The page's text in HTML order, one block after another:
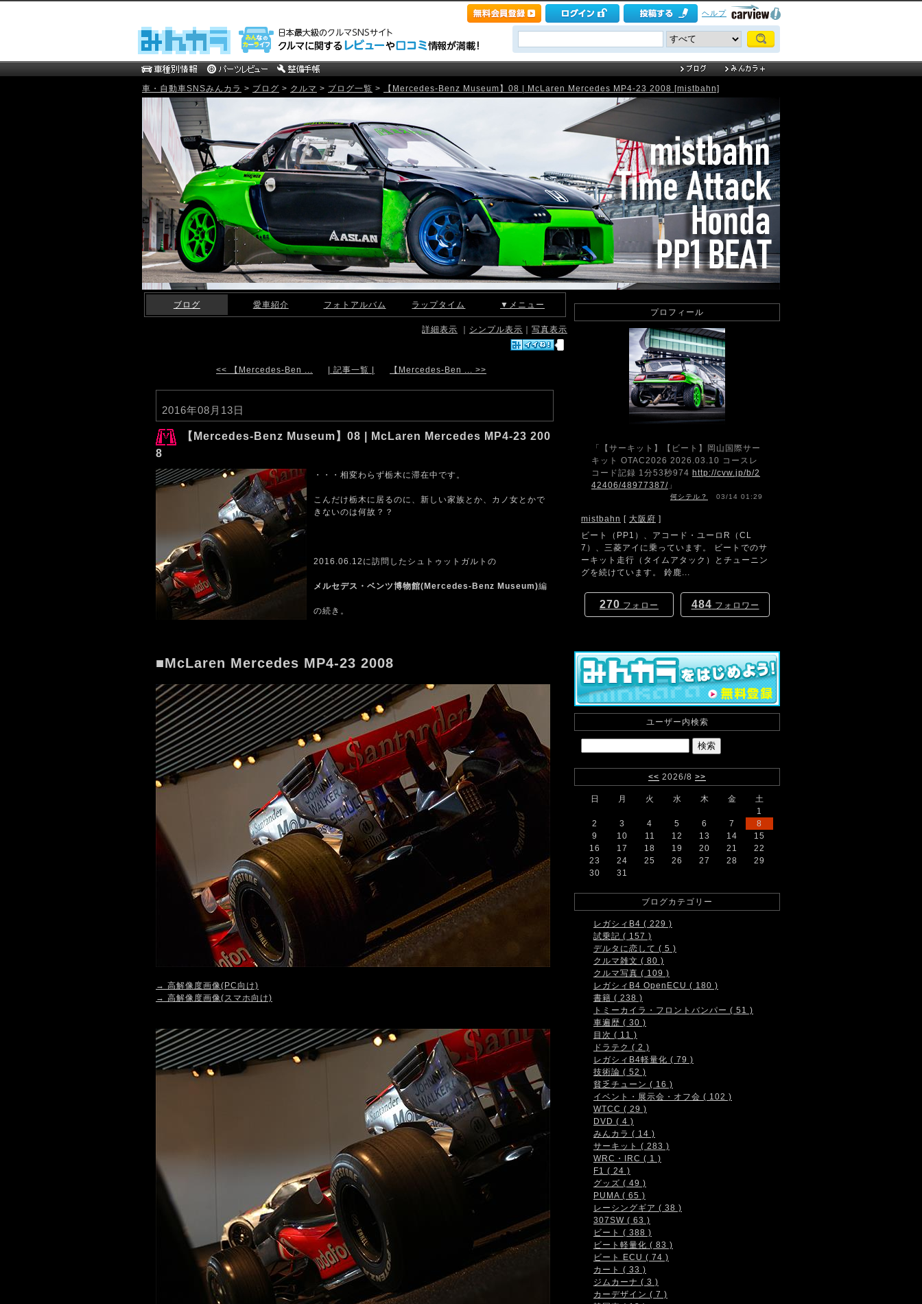
ヘルプ
車・自動車SNSみんカラ > ブログ > クルマ > ブログ一覧 > 【Mercedes-Benz Museum】08 | McLaren Mercedes MP4-23 2008 [mistbahn]
mistbahn MOTOR WEB Blog
ブログ 愛車紹介 フォトアルバム ラップタイム ▼メニュー
詳細表示 シンプル表示 写真表示
<< 【Mercedes-Ben ... | 記事一覧 | 【Mercedes-Ben ... >>
2016年08月13日
【Mercedes-Benz Museum】08 | McLaren Mercedes MP4-23 200
8
・・・相変わらず栃木に滞在中です。
こんだけ栃木に居るのに、新しい家族とか、カノ女とかで
きないのは何故？？
2016.06.12に訪問したシュトゥットガルトの
メルセデス・ベンツ博物館(Mercedes-Benz Museum)編
の続き。
■McLaren Mercedes MP4-23 2008
→ 高解像度画像(PC向け)
→ 高解像度画像(スマホ向け)
プロフィール
「【サーキット】【ビート】岡山国際サー
キット OTAC2026 2026.03.10 コースレ
コード記録 1分53秒974 http://cvw.jp/b/2
42406/48977387/ 」
何シテル？ 03/14 01:29
mistbahn [ 大阪府 ]
ビート（PP1）、アコード・ユーロR（CL
7）、三菱アイに乗っています。 ビートでのサ
ーキット走行（タイムアタック）とチューニン
グを続けています。 鈴鹿...
270 フォロー 484 フォロワー
ユーザー内検索
<< 2026/8 >>
日 月 火 水 木 金
土
1
2
3 4 5 6 7
8
9
10 11 12 13 14
15
16
17 18 19 20 21
22
23
24 25 26 27 28
29
30
31
ブログカテゴリー
レガシィB4 ( 229 )
試乗記 ( 157 )
デルタに恋して ( 5 )
クルマ雑文 ( 80 )
クルマ写真 ( 109 )
レガシィB4 OpenECU ( 180 )
書籍 ( 238 )
トミーカイラ・フロントバンパー ( 51 )
車遍歴 ( 30 )
目次 ( 11 )
ドラテク ( 2 )
レガシィB4軽量化 ( 79 )
技術論 ( 52 )
貧乏チューン ( 16 )
イベント・展示会・オフ会 ( 102 )
WTCC ( 29 )
DVD ( 4 )
みんカラ ( 14 )
サーキット ( 283 )
WRC・IRC ( 1 )
F1 ( 24 )
グッズ ( 49 )
PUMA ( 65 )
レーシングギア ( 38 )
307SW ( 63 )
ビート ( 388 )
ビート軽量化 ( 83 )
ビート ECU ( 74 )
カート ( 33 )
ジムカーナ ( 3 )
カーデザイン ( 7 )